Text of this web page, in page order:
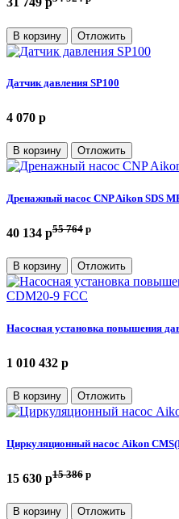
В корзину Отложить
Датчик давления SP100
4 070 p
В корзину Отложить
Дренажный насос CNP Aikon SDS
40 134 p55 764 p
В корзину Отложить
Насосная установка повышения
1 010 432 p
В корзину Отложить
Циркуляционный насос Aikon
15 630 p15 386 p
В корзину Отложить